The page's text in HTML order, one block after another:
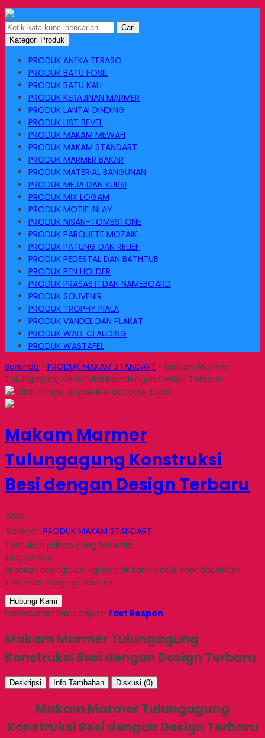
Cari
Kategori Produk
PRODUK ANEKA TERASO
PRODUK BATU FOSIL
PRODUK BATU KALI
PRODUK KERAJINAN MARMER
PRODUK LANTAI DINDING
PRODUK LIST BEVEL
PRODUK MAKAM MEWAH
PRODUK MAKAM STANDART
PRODUK MARMER BAKAR
PRODUK MATERIAL BANGUNAN
PRODUK MEJA DAN KURSI
PRODUK MIX LOGAM
PRODUK MOTIF INLAY
PRODUK NISAN-TOMBSTONE
PRODUK PARQUETE MOZAIK
PRODUK PATUNG DAN RELIEF
PRODUK PEDESTAL DAN BATHTUB
PRODUK PEN HOLDER
PRODUK PRASASTI DAN NAMEBOARD
PRODUK SOUVENIR
PRODUK TROPHY PIALA
PRODUK VANDEL DAN PLAKAT
PRODUK WALL CLAUDING
PRODUK WASTAFEL
Beranda » PRODUK MAKAM STANDART » Makam Marmer
Tulungagung Konstruksi Besi dengan Design Terbaru
click image to preview activate zoom
Makam Marmer
Tulungagung Konstruksi
Besi dengan Design Terbaru
Stok
Kategori PRODUK MAKAM STANDART
Tentukan pilihan yang tersedia!
INFO HARGA
Silahkan menghubungi kontak kami untuk mendapatkan
informasi harga produk ini.
Hubungi Kami
Pemesanan lebih cepat! Fast Respon
Makam Marmer Tulungagung
Konstruksi Besi dengan Design Terbaru
Deskripsi Info Tambahan Diskusi (0)
Makam Marmer Tulungagung
Konstruksi Besi dengan Design Terbaru